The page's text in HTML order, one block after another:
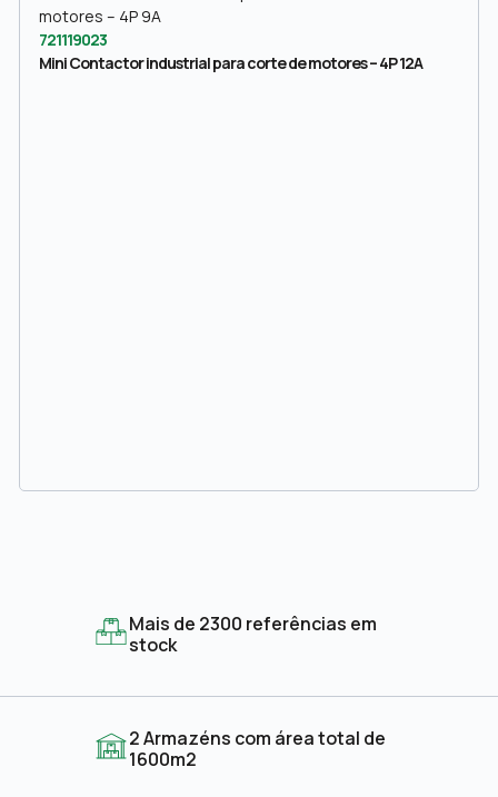
721119023
Mini Contactor industrial para corte de motores – 4P 12A
Mais de 2300 referências em
stock
2 Armazéns com área total de
1600m2